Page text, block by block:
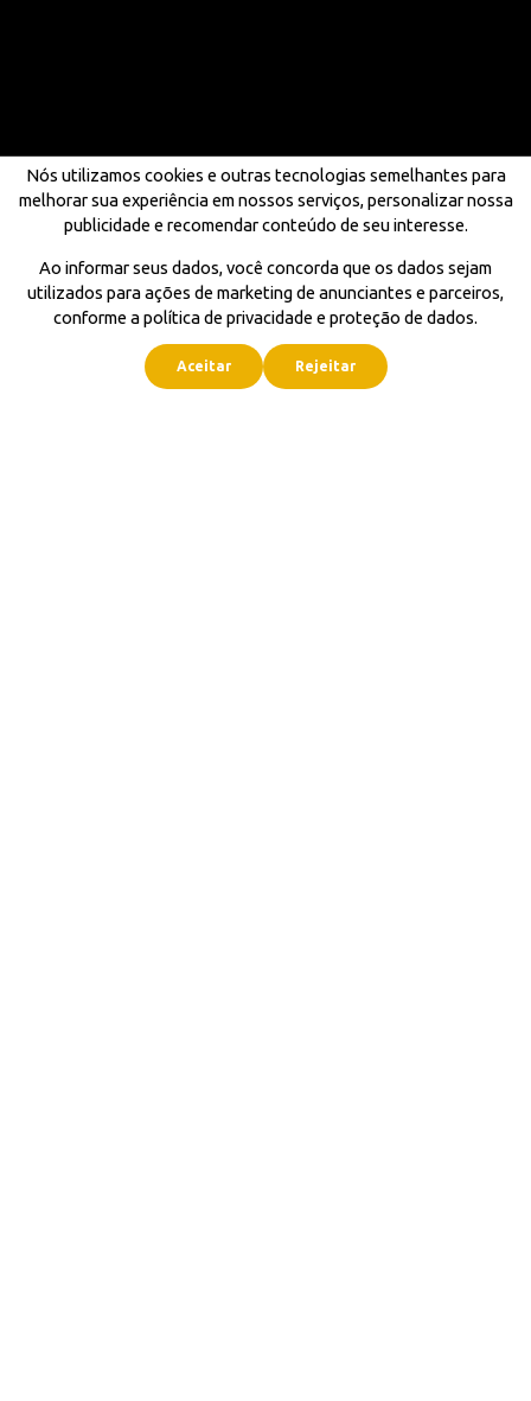
Nós utilizamos cookies e outras tecnologias semelhantes para
melhorar sua experiência em nossos serviços, personalizar nossa
publicidade e recomendar conteúdo de seu interesse.
Ao informar seus dados, você concorda que os dados sejam
utilizados para ações de marketing de anunciantes e parceiros,
conforme a política de privacidade e proteção de dados.
Aceitar Rejeitar